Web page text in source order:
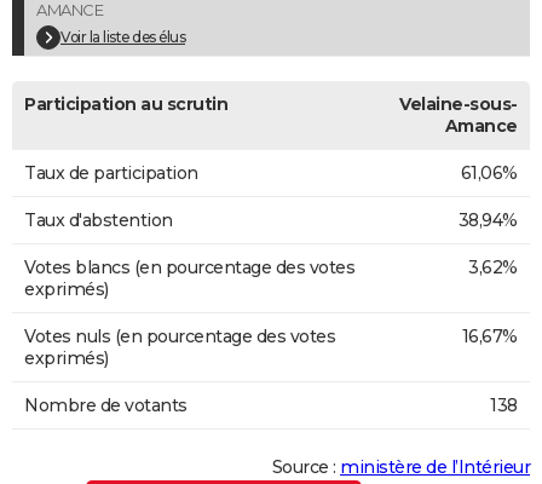
AVIS DE DÉCÈS
FORUM
Bricolage
Lifestyle
Culture
Sport
Auto
Television
Voyage
Cinema
AMANCE
Voir la liste des élus
Participation au scrutin
Velaine-sous-
Amance
Taux de participation 61,06%
Taux d'abstention 38,94%
Votes blancs (en pourcentage des votes
exprimés)
3,62%
Votes nuls (en pourcentage des votes
exprimés)
16,67%
Nombre de votants 138
Source : ministère de l’Intérieur